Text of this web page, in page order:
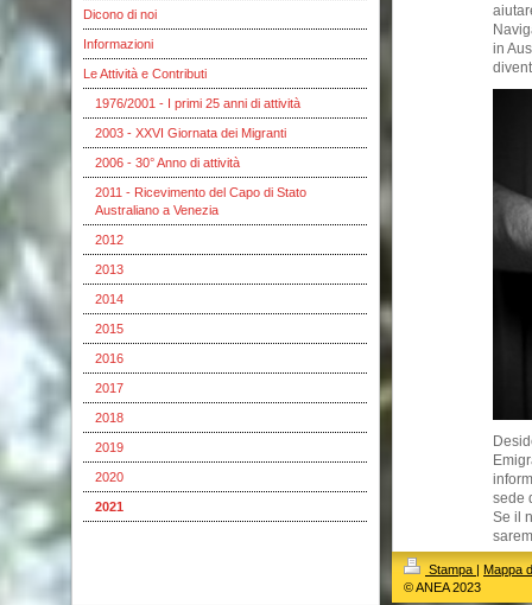
Dicono di noi
Informazioni
Le Attività e Contributi
1976/2001 - I primi 25 anni di attività
2003 - XXVI Giornata dei Migranti
2006 - 30° Anno di attività
2011 - Ricevimento del Capo di Stato
Australiano a Venezia
2012
2013
2014
2015
2016
2017
2018
2019
2020
2021
in
sede
Se il
Stampa
Mappa
© ANEA 2023